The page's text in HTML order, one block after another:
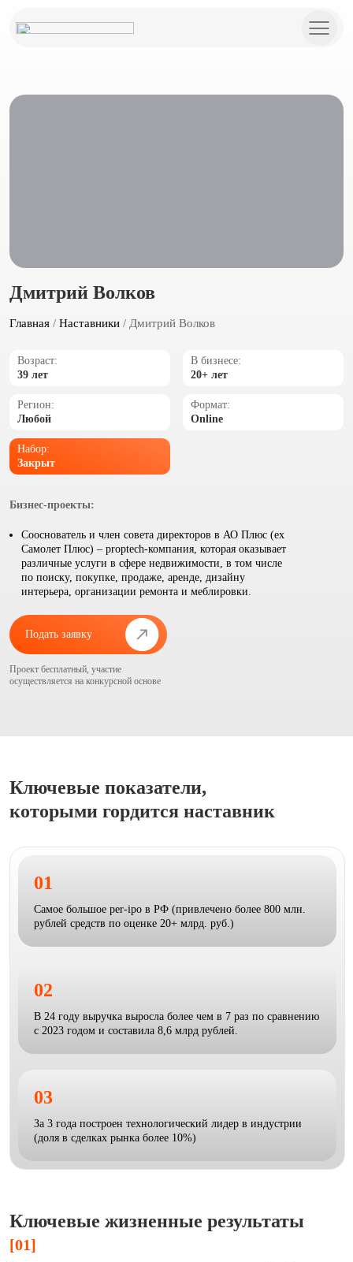
Дмитрий Волков
Главная / Наставники / Дмитрий Волков
Возраст:
39 лет
В бизнесе:
20+ лет
Регион:
Любой
Формат:
Online
Набор:
Закрыт
Бизнес-проекты:
Сооснователь и член совета директоров в АО Плюс (ex
Самолет Плюс) – proptech-компания, которая оказывает
различные услуги в сфере недвижимости, в том числе
по поиску, покупке, продаже, аренде, дизайну
интерьера, организации ремонта и меблировки.
Подать заявку
Проект бесплатный, участие
осуществляется на конкурсной основе
Ключевые показатели,
которыми гордится наставник
01
Самое большое per-ipo в РФ (привлечено более 800 млн.
рублей средств по оценке 20+ млрд. руб.)
02
В 24 году выручка выросла более чем в 7 раз по сравнению
с 2023 годом и составила 8,6 млрд рублей.
03
За 3 года построен технологический лидер в индустрии
(доля в сделках рынка более 10%)
Ключевые жизненные результаты
[01]